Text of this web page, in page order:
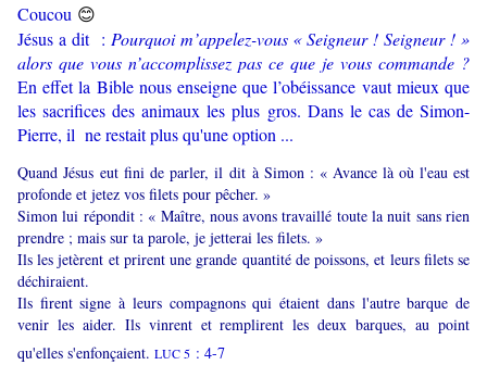
Coucou 😊
Jésus a dit : Pourquoi m’appelez-vous « Seigneur ! Seigneur ! »
alors que vous n’accomplissez pas ce que je vous commande ?
En effet la Bible nous enseigne que l’obéissance vaut mieux que
les sacrifices des animaux les plus gros. Dans le cas de Simon-
Pierre, il ne restait plus qu'une option ...
Quand Jésus eut fini de parler, il dit à Simon : « Avance là où l'eau est
profonde et jetez vos filets pour pêcher. »
Simon lui répondit : « Maître, nous avons travaillé toute la nuit sans rien
prendre ; mais sur ta parole, je jetterai les filets. »
Ils les jetèrent et prirent une grande quantité de poissons, et leurs filets se
déchiraient.
Ils firent signe à leurs compagnons qui étaient dans l'autre barque de
venir les aider. Ils vinrent et remplirent les deux barques, au point
qu'elles s'enfonçaient. LUC 5 : 4-7